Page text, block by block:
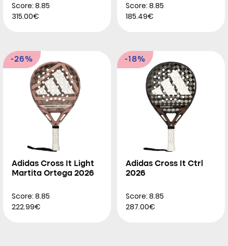
Score: 8.85
315.00€
Score: 8.85
185.49€
-26%
Adidas Cross It Light
Martita Ortega 2026
Score: 8.85
222.99€
-18%
Adidas Cross It Ctrl
2026
Score: 8.85
287.00€